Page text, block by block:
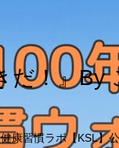
だ！』
健康習慣ラボ【KSL】